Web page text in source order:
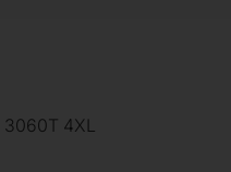
3060T 4XL